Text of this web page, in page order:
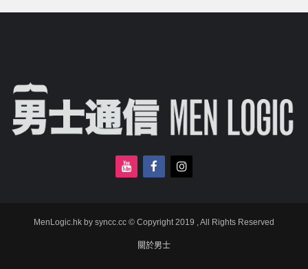
MenLogic.hk by syncc.cc © Copyright 2019 , All Rights Reserved
關於男士